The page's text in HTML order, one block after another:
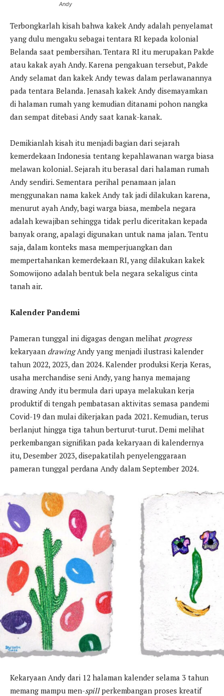
Andy
Terbongkarlah kisah bahwa kakek Andy adalah penyelamat
yang dulu mengaku sebagai tentara RI kepada kolonial
Belanda saat pembersihan. Tentara RI itu merupakan Pakde
atau kakak ayah Andy. Karena pengakuan tersebut, Pakde
Andy selamat dan kakek Andy tewas dalam perlawanannya
pada tentara Belanda. Jenasah kakek Andy disemayamkan
di halaman rumah yang kemudian ditanami pohon nangka
dan sempat ditebasi Andy saat kanak-kanak.
Demikianlah kisah itu menjadi bagian dari sejarah
kemerdekaan Indonesia tentang kepahlawanan warga biasa
melawan kolonial. Sejarah itu berasal dari halaman rumah
Andy sendiri. Sementara perihal penamaan jalan
menggunakan nama kakek Andy tak jadi dilakukan karena,
menurut ayah Andy, bagi warga biasa, membela negara
adalah kewajiban sehingga tidak perlu diceritakan kepada
banyak orang, apalagi digunakan untuk nama jalan. Tentu
saja, dalam konteks masa memperjuangkan dan
mempertahankan kemerdekaan RI, yang dilakukan kakek
Somowijono adalah bentuk bela negara sekaligus cinta
tanah air.
Kalender Pandemi
Pameran tunggal ini digagas dengan melihat progress
kekaryaan drawingAndy yang menjadi ilustrasi kalender
tahun 2022, 2023, dan 2024. Kalender produksi Kerja Keras,
usaha merchandise seni Andy, yang hanya memajang
drawing Andy itu bermula dari upaya melakukan kerja
produktif di tengah pembatasan aktivitas semasa pandemi
Covid-19 dan mulai dikerjakan pada 2021. Kemudian, terus
berlanjut hingga tiga tahun berturut-turut. Demi melihat
perkembangan signifikan pada kekaryaan di kalendernya
itu, Desember 2023, disepakatilah penyelenggaraan
pameran tunggal perdana Andy dalam September 2024.
Kekaryaan Andy dari 12 halaman kalender selama 3 tahun
memang mampu men-spillperkembangan proses kreatif